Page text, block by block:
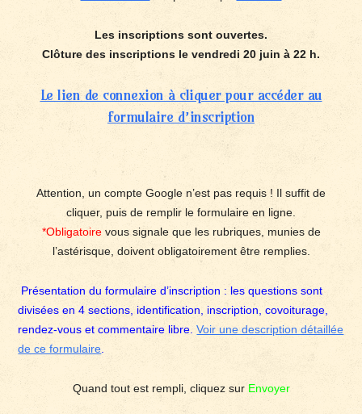
Les inscriptions sont ouvertes.
Clôture des inscriptions le vendredi 20 juin à 22 h.
Le lien de connexion à cliquer pour accéder au
formulaire d’inscription
Attention, un compte Google n’est pas requis ! Il suffit de
cliquer, puis de remplir le formulaire en ligne.
*Obligatoirevous signale que les rubriques, munies de
l’astérisque, doivent obligatoirement être remplies.
Présentation du formulaire d’inscription : les questions sont
divisées en 4 sections, identification, inscription, covoiturage,
rendez-vous et commentaire libre.Voir une description détaillée
de ce formulaire
Quand tout est rempli, cliquez sur Envoyer